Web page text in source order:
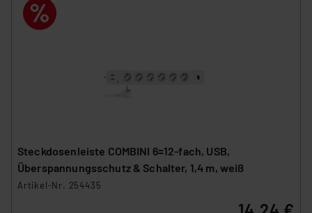
Steckdosenleiste COMBINI 6=12-fach, USB,
Überspannungsschutz & Schalter, 1,4 m, weiß
Artikel-Nr. 254435